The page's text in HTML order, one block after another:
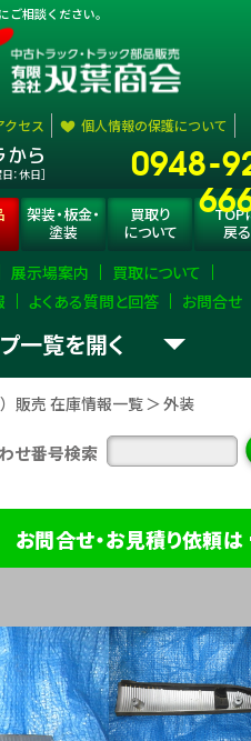
相談ください。
クセス 個人情報の保護について
ら
休日］ 0948-
架装・板金・
塗装
買取り
について
TOP
戻る
展示場案内
買取について
よくある質問と回答 お問合せ
（パーツ）を選択 して下さい。
内装
全部品一覧検索
一覧
販売 在庫情報一覧
外装
せ番号検索
お問合せ・お見積り依頼は